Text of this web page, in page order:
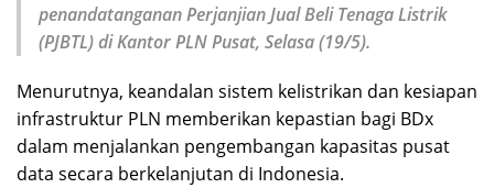
penandatanganan Perjanjian Jual Beli Tenaga Listrik
(PJBTL) di Kantor PLN Pusat, Selasa (19/5).
Menurutnya, keandalan sistem kelistrikan dan kesiapan
infrastruktur PLN memberikan kepastian bagi BDx
dalam menjalankan pengembangan kapasitas pusat
data secara berkelanjutan di Indonesia.